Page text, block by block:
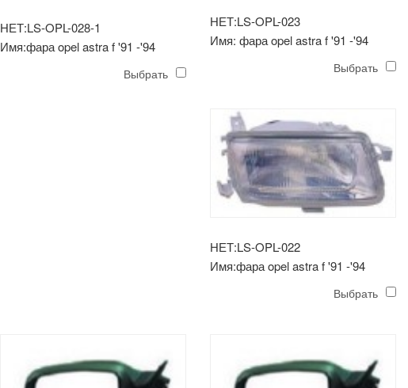
НЕТ:LS-OPL-028-1
Имя:фара opel astra f '91 -'94
Выбрать
НЕТ:LS-OPL-023
Имя: фара opel astra f '91 -'94
Выбрать
НЕТ:LS-OPL-022
Имя:фара opel astra f '91 -'94
Выбрать